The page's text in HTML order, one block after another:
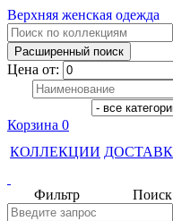
Верхняя женская одежда
Цена от:
Корзина 0
КОЛЛЕКЦИИ
Поиск
Фильтр